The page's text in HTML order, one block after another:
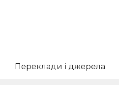
Переклади і джерела